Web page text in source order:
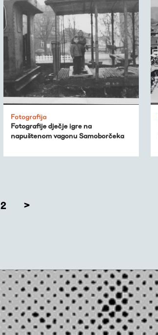
Fotografija
Fotografije dječje igre na
napuštenom vagonu Samoborčeka
2 >